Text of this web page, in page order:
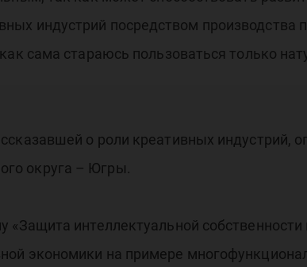
индустрий посредством производства
сама стараюсь пользоваться только
о роли креативных индустрий,
округа – Югры.
«Защита интеллектуальной
экономики на примере